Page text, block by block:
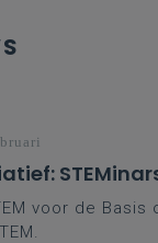
voor de